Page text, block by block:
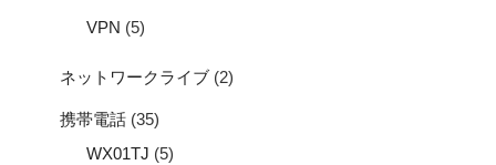
VPN (5)
ネットワークライブ (2)
携帯電話 (35)
WX01TJ (5)